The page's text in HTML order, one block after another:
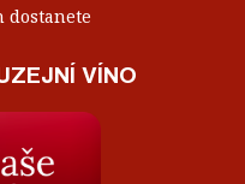
dostanete
VÍNO